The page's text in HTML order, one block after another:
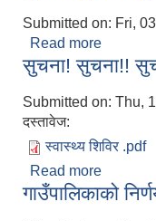
Submitted on: Fri,
Read more
सुचना! सुचना!!
Submitted on: Thu,
दस्तावेज:
स्वास्थ्य शिविर .pdf
Read more
गाउँपालिकाको